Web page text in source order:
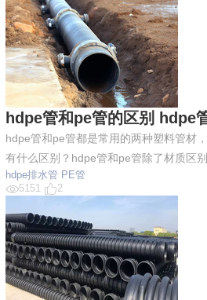
hdpe管和pe管的区别 hdpe
hdpe管和pe管都是常用的两种塑料管材
有什么区别？hdpe管和pe管除了材质区
hdpe排水管 PE管
5151
2